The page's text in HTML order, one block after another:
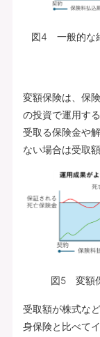
図4 一般的な
変額保険は、保
の投資で運用す
受取る保険金や
ない場合は受取
図5 変額
受取額が株式な
身保険と比べて